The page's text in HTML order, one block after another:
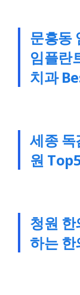
문흥동
임플란
치과
세종 독
원
청원 한
하는